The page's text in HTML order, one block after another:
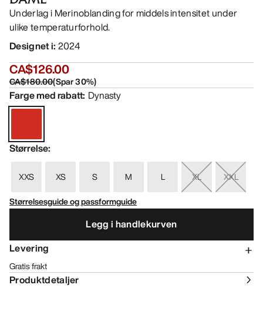
Underlag i Merinoblanding for middels intensitet under
ulike temperaturforhold.
Designet i: 2024
CA$126.00
CA$180.00(Spar30%)
Farge med rabatt: Dynasty
Størrelse:
XXS XS S M L XL
XXL
Størrelsesguide og passformguide
Legg i handlekurven
Levering
Gratis frakt
Produktdetaljer